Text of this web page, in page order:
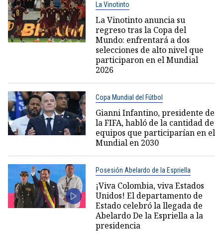
La Vinotinto
La Vinotinto anuncia su
regreso tras la Copa del
Mundo: enfrentará a dos
selecciones de alto nivel que
participaron en el Mundial
2026
Copa Mundial del Fútbol
Gianni Infantino, presidente de
la FIFA, habló de la cantidad de
equipos que participarían en el
Mundial en 2030
Posesión Abelardo de la Espriella
¡Viva Colombia, viva Estados
Unidos! El departamento de
Estado celebró la llegada de
Abelardo De la Espriella a la
presidencia